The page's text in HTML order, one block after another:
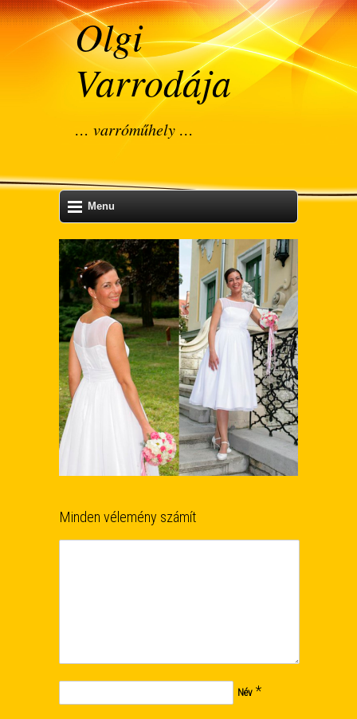
Olgi
Varrodája
… varróműhely …
Menu
Minden vélemény számít
Név *